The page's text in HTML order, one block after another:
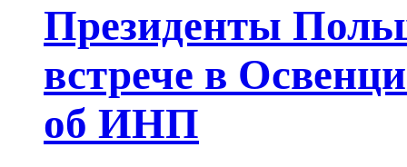
Президенты
встрече в
об ИНП